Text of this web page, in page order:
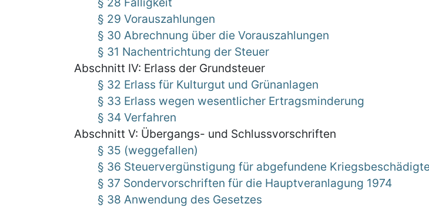
§ 29 Vorauszahlungen
§ 30 Abrechnung über die Vorauszahlungen
§ 31 Nachentrichtung der Steuer
Abschnitt IV: Erlass der Grundsteuer
§ 32 Erlass für Kulturgut und Grünanlagen
§ 33 Erlass wegen wesentlicher Ertragsminderung
§ 34 Verfahren
Abschnitt V: Übergangs- und Schlussvorschriften
§ 35 (weggefallen)
§ 36 Steuervergünstigung für abgefundene
§ 37 Sondervorschriften für die Hauptveranlagung 1974
§ 38 Anwendung des Gesetzes